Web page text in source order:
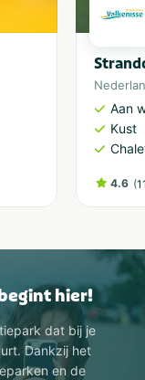
Aan
Kust
4.6 (
hier!
dat bij je
Dankzij het
en de